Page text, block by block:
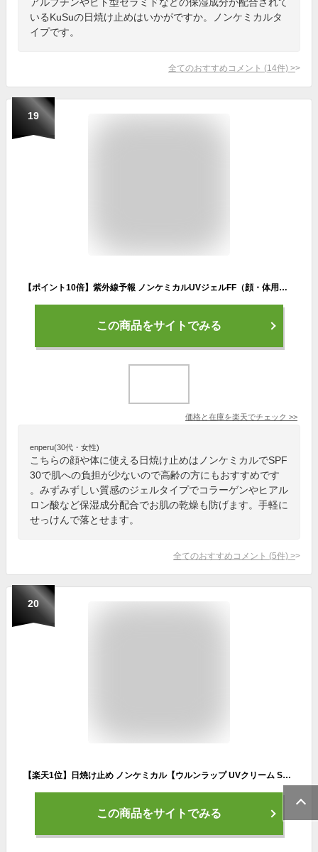
いるKuSuの日焼け止めはいかがですか。ノンケミカルタ
イプです。
全てのおすすめコメント (14件) >
19
【ポイント10倍】紫外線予報 ノンケミカルUVジェルFF（顔・体用）SPF30/PA+++ 65g [石澤研究所 紫外線予報 キッズ＆ベビー 子ども 赤ちゃん 日焼け止めジェル UVケア]【北海道 宅配 3980〜9799円のご注文は自動キャンセル】
この商品をサイトでみる
価格と在庫を楽天でチェック >>
enperu(30代・女性)
こちらの顔や体に使える日焼け止めはノンケミカルでSPF
30で肌への負担が少ないので高齢の方にもおすすめです
。みずみずしい質感のジェルタイプでコラーゲンやヒアル
ロン酸など保湿成分配合でお肌の乾燥も防げます。手軽に
せっけんで落とせます。
全てのおすすめコメント (5件) >
20
【楽天1位】日焼け止め ノンケミカル【ウルンラップ UVクリーム SPF28 PA+++】オーガニック紫外線吸収剤不使用 酸化亜鉛不使用 UV 紫外線 顔 からだ 全身 敏感肌 低刺激 白くならない 化粧下地 子供 おすすめ メンズ 人気
この商品をサイトでみる